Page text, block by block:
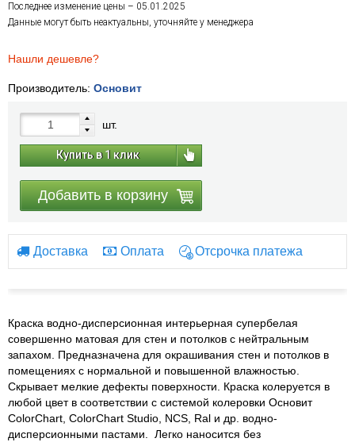
Последнее изменение цены – 05.01.2025
Данные могут быть неактуальны, уточняйте у менеджера
Нашли дешевле?
Производитель: Основит
шт.
Купить в 1 клик
Добавить в корзину
Доставка Оплата Отсрочка платежа
Краска водно-дисперсионная интерьерная супербелая
совершенно матовая для стен и потолков с нейтральным
запахом. Предназначена для окрашивания стен и потолков в
помещениях с нормальной и повышенной влажностью.
Скрывает мелкие дефекты поверхности. Краска колеруется в
любой цвет в соответствии с системой колеровки Основит
ColorChart, ColorChart Studio, NCS, Ral и др. водно-
дисперсионными пастами. Легко наносится без